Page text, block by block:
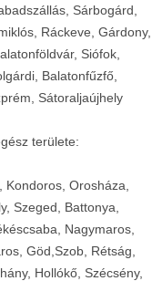
tésztakeverő
élelmiszer-
Precíziós vágás
beállítással.
szeletelő
Gép +
élelmiszerek
és tartsa meg a
berendezés
+
csomagolási
lezárási és
Sütő és
+
sütők és
Sárbogárd,
Ráckeve, Gárdony,
Siófok,
Balatonfűzfő,
Sátoraljaújhely
területe:
Orosháza,
Szeged, Battonya,
Nagymaros,
Göd,Szob, Rétság,
Hollókő, Szécsény,